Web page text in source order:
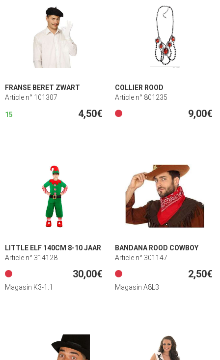
FRANSE BERET ZWART
Article n° 101307
15 4,50€
COLLIER ROOD
Article n° 801235
9,00€
LITTLE ELF 140CM 8-10 JAAR
Article n° 314128
30,00€
Magasin K3-1.1
BANDANA ROOD COWBOY
Article n° 301147
2,50€
Magasin A8L3